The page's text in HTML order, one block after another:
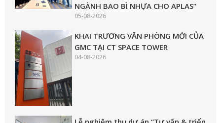
NGÀNH BAO BÌ NHỰA CHO APLAS”
05-08-2026
KHAI TRƯƠNG VĂN PHÒNG MỚI CỦA
GMC TẠI CT SPACE TOWER
04-08-2026